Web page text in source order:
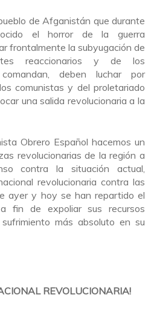
de Afganistán que durante
el horror de la guerra
frontalmente la subyugación de
reaccionarios y de los
deben luchar por
comunistas y del proletariado
una salida revolucionaria a la
Obrero Español hacemos un
revolucionarias de la región a
contra la situación actual,
revolucionaria contra las
ayer y hoy se han repartido el
fin de expoliar sus recursos
más absoluto en su
REVOLUCIONARIA!